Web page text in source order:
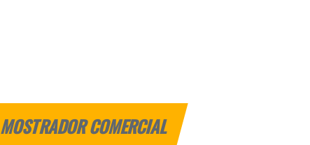
MOSTRADOR COMERCIAL